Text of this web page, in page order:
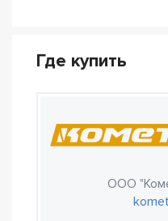
Где купить
ООО